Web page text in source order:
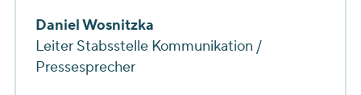
Daniel Wosnitzka
Leiter Stabsstelle Kommunikation /
Pressesprecher